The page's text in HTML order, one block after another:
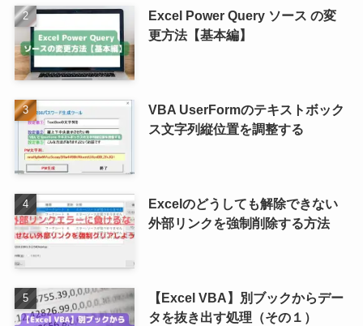
Excel Power Query ソース の変
更方法【基本編】
VBA UserFormのテキストボック
ス文字列縦位置を調整する
Excelのどうしても解除できない
外部リンクを強制削除する方法
【Excel VBA】別ブックからデー
タを抜き出す処理（その１）